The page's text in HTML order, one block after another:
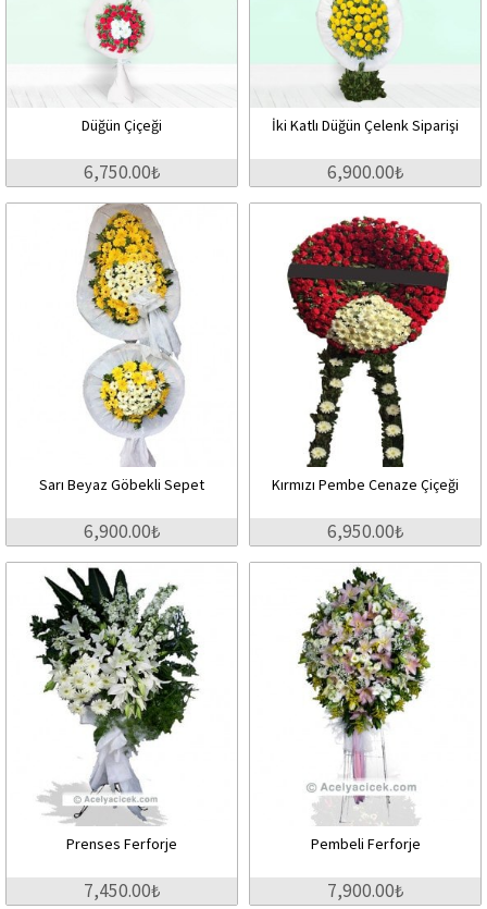
Düğün Çiçeği
6,750.00₺
İki Katlı Düğün Çelenk Siparişi
6,900.00₺
Sarı Beyaz Göbekli Sepet
6,900.00₺
Kırmızı Pembe Cenaze Çiçeği
6,950.00₺
Prenses Ferforje
7,450.00₺
Pembeli Ferforje
7,900.00₺